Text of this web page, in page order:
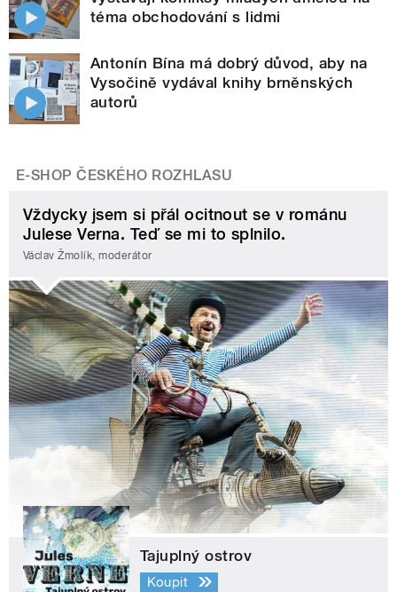
téma obchodování s lidmi
Antonín Bína má dobrý důvod, aby na
Vysočině vydával knihy brněnských
autorů
E-SHOP ČESKÉHO ROZHLASU
Vždycky jsem si přál ocitnout se v románu
Julese Verna. Teď se mi to splnilo.
Václav Žmolík, moderátor
Tajuplný ostrov
Koupit